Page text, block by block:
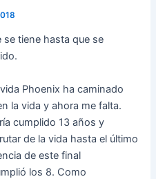
se tiene hasta que se
Phoenix ha caminado
la vida y ahora me falta.
cumplido 13 años y
de la vida hasta el último
de este final
los 8. Como